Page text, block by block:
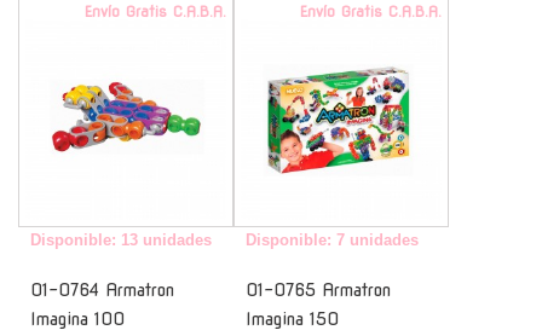
Envío Gratis C.A.B.A.
Disponible: 13 unidades
01-0764 Armatron
Imagina 100
Envío Gratis C.A.B.A.
Disponible: 7 unidades
01-0765 Armatron
Imagina 150